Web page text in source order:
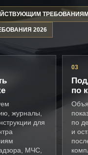
ТРЕБОВАНИЯМ
2026
журналы,
для
МЧС,
03
по
по
и